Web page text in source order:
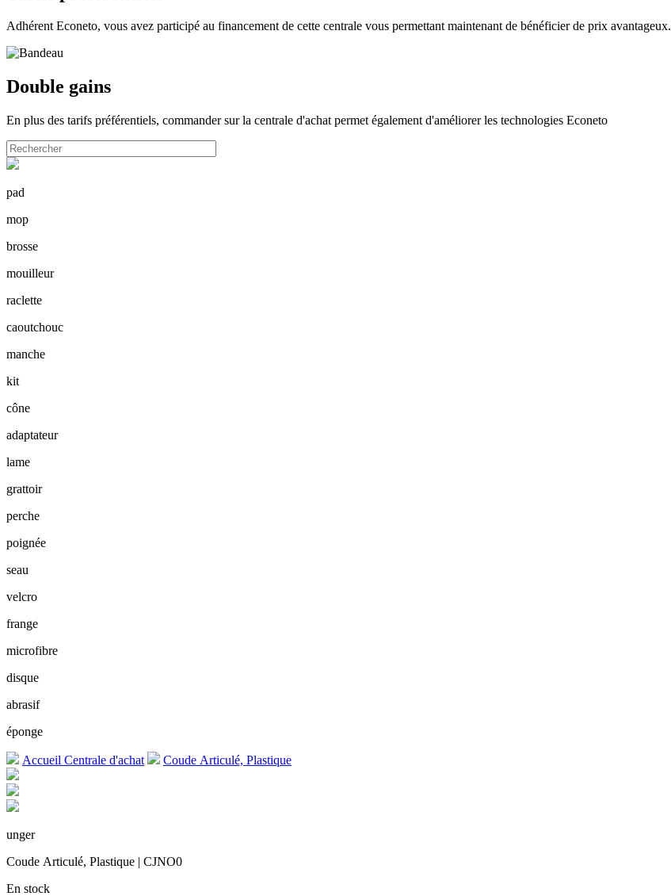
Adhérent Econeto, vous avez participé au financement de cette centrale vous permettant maintenant de bénéficier de prix avantageux.
Double gains
En plus des tarifs préférentiels, commander sur la centrale d'achat permet également d'améliorer les technologies Econeto
pad
mop
brosse
mouilleur
raclette
caoutchouc
manche
kit
cône
adaptateur
lame
grattoir
perche
poignée
seau
velcro
frange
microfibre
disque
abrasif
éponge
Accueil Centrale d'achat Coude Articulé, Plastique
unger
Coude Articulé, Plastique | CJNO0
En stock